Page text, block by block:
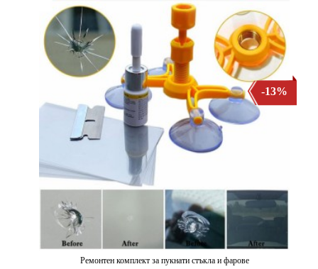
Ремонтен комплект за пукнати стъкла и фарове
-13%